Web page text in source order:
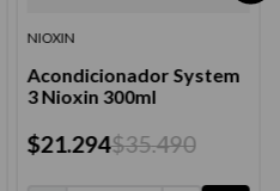
NIOXIN
Acondicionador System
3 Nioxin 300ml
$21.294$35.490